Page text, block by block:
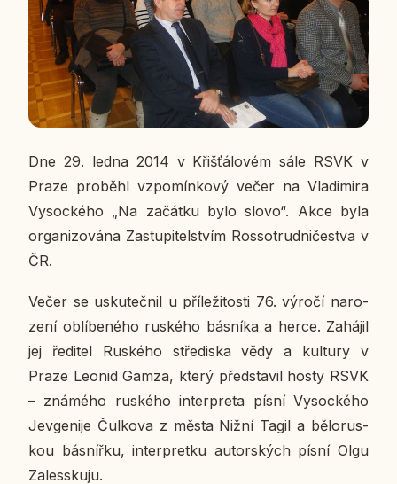
Dne 29. ledna 2014 v Křiš­ťá­lo­vém sále RSVK v
Praze pro­bě­hl vzpo­mín­ko­vý večer na Vla­di­mi­ra
Vy­soc­ké­ho „Na za­čát­ku bylo slovo“. Akce byla
or­ga­ni­zo­vá­na Za­stu­pi­tel­stvím Ros­so­trud­ni­čestva v
ČR.
Večer se usku­teč­nil u pří­le­ži­tos­ti 76. výročí na­ro­
ze­ní ob­lí­be­né­ho rus­ké­ho bás­ní­ka a herce. Za­há­jil
jej ře­di­tel Rus­ké­ho stře­dis­ka vědy a kul­tu­ry v
Praze Leonid Gamza, který před­sta­vil hosty RSVK
– zná­mé­ho rus­ké­ho in­ter­pre­ta písní Vy­soc­ké­ho
Je­v­ge­ni­je Čul­ko­va z města Nižní Tagil a bě­lo­rus­
kou bás­níř­ku, in­ter­pret­ku au­tor­ských písní Olgu
Za­less­ku­ju.